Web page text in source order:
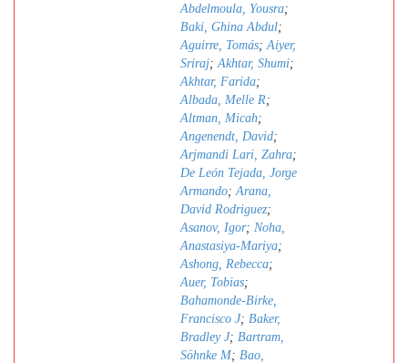
Abdelmoula, Yousra;
Baki, Ghina Abdul;
Aguirre, Tomás;Aiyer,
Sriraj;Akhtar, Shumi;
Akhtar, Farida;
Albada, Melle R;
Altman, Micah;
Angenendt, David;
Arjmandi Lari, Zahra;
De León Tejada, Jorge
Armando;Arana,
David Rodriguez;
Asanov, Igor; Noha,
Anastasiya-Mariya;
Ashong, Rebecca;
Auer, Tobias;
Bahamonde-Birke,
Francisco J; Baker,
Bradley J; Bartram,
Söhnke M; Bao,